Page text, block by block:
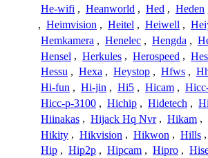
He-wifi , Heanworld , Hed , Heden
, Heimvision , Heitel , Heiwell ,
Hemkamera , Henelec , Hengda ,
Hensel , Herkules , Herospeed ,
Hessu , Hexa , Heystop , Hfws ,
Hi-fun , Hi-jin , Hi5 , Hicam ,
Hicc-p-3100 , Hichip , Hidetech ,
Hiinakas , Hijack Hq Nvr , Hikam ,
Hikity , Hikvision , Hikwon , Hills ,
Hip , Hip2p , Hipcam , Hipro ,